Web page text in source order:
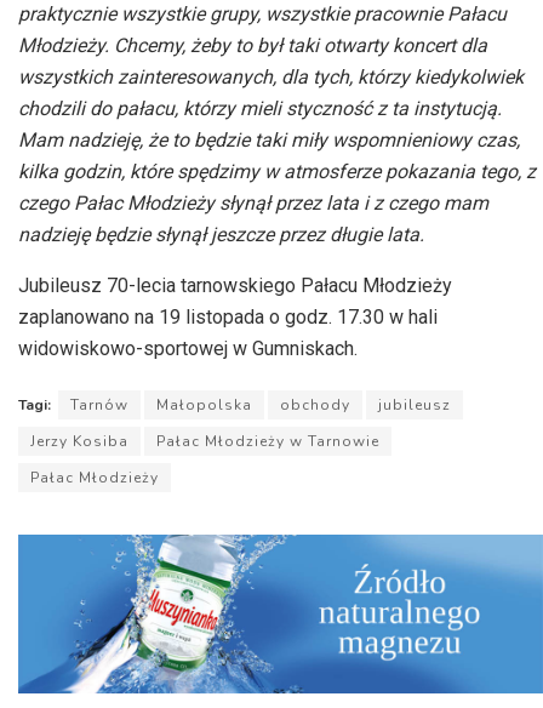
praktycznie wszystkie grupy, wszystkie pracownie Pałacu
Młodzieży. Chcemy, żeby to był taki otwarty koncert dla
wszystkich zainteresowanych, dla tych, którzy kiedykolwiek
chodzili do pałacu, którzy mieli styczność z ta instytucją.
Mam nadzieję, że to będzie taki miły wspomnieniowy czas,
kilka godzin, które spędzimy w atmosferze pokazania tego, z
czego Pałac Młodzieży słynął przez lata i z czego mam
nadzieję będzie słynął jeszcze przez długie lata.
Jubileusz 70-lecia tarnowskiego Pałacu Młodzieży
zaplanowano na 19 listopada o godz. 17.30 w hali
widowiskowo-sportowej w Gumniskach.
Tagi: Tarnów Małopolska obchody
jubileusz
Jerzy Kosiba
Pałac Młodzieży w Tarnowie
Pałac Młodzieży